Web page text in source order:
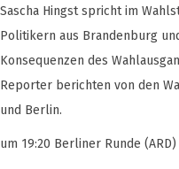
Sascha Hingst spricht im
Politikern aus Brandenburg
Konsequenzen des
Reporter berichten von den
und Berlin.
um 19:20 Berliner Runde (ARD)